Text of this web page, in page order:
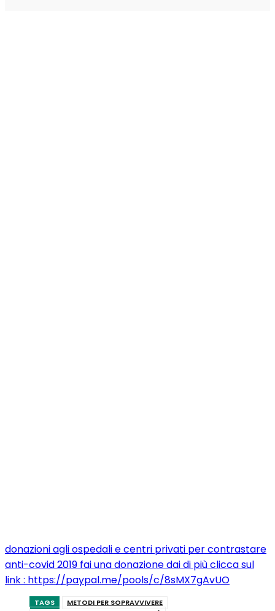
donazioni agli ospedali e centri privati per contrastare
anti-covid 2019 fai una donazione dai di più clicca sul
link : https://paypal.me/pools/c/8sMX7gAvUO
TAGS
METODI PER SOPRAVVIVERE